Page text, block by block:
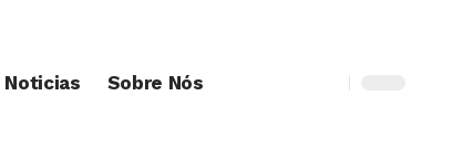
Noticias Sobre Nós